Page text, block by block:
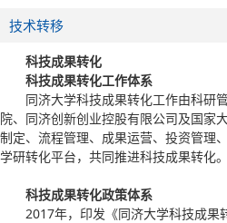
技术转移
科技成果转化
科技成果转化工作体系
同济大学科技成果转化工作由科研
院、同济创新创业控股有限公司及国家
制定、流程管理、成果运营、投资管理
学研转化平台，共同推进科技成果转化。
科技成果转化政策体系
2017年，印发《同济大学科技成果